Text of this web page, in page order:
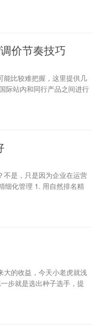
价节奏技巧
能比较难把握，这里提供几
际站内和同行产品之间进行
不是，只是因为企业在运营
细化管理 1. 用自然排名精
大的收益，今天小老虎就浅
步就是选出种子选手，提